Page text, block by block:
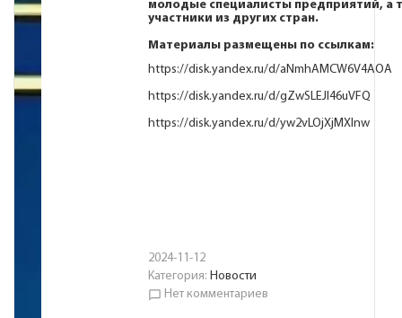
молодые специалисты предприятий, а
участники из других стран.
Материалы размещены по ссылкам:
https://disk.yandex.ru/d/aNmhAMCW6V4AOA
https://disk.yandex.ru/d/gZwSLEJI46uVFQ
https://disk.yandex.ru/d/yw2vLOjXjMXInw
2024-11-12
Категория: Новости
chat_bubble_outline Нет комментариев